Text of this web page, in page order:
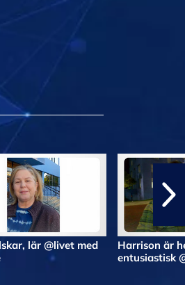
lär @livet med
Harrison är
entusiastisk